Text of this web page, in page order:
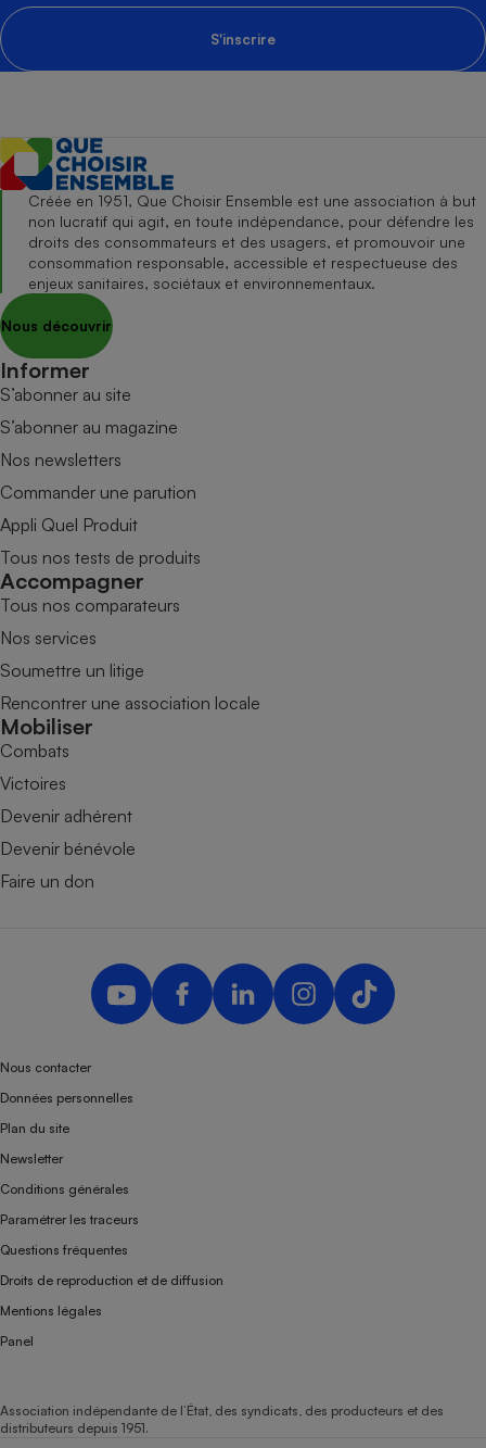
S'inscrire
Créée en 1951, Que Choisir Ensemble est une association à but
non lucratif qui agit, en toute indépendance, pour défendre les
droits des consommateurs et des usagers, et promouvoir une
consommation responsable, accessible et respectueuse des
enjeux sanitaires, sociétaux et environnementaux.
Nous découvrir
Informer
S’abonner au site
S’abonner au magazine
Nos newsletters
Commander une parution
Appli Quel Produit
Tous nos tests de produits
Accompagner
Tous nos comparateurs
Nos services
Soumettre un litige
Rencontrer une association locale
Mobiliser
Combats
Victoires
Devenir adhérent
Devenir bénévole
Faire un don
Nous contacter
Données personnelles
Plan du site
Newsletter
Conditions générales
Paramétrer les traceurs
Questions fréquentes
Droits de reproduction et de diffusion
Mentions légales
Panel
Association indépendante de l’État, des syndicats, des producteurs et des
distributeurs depuis 1951.